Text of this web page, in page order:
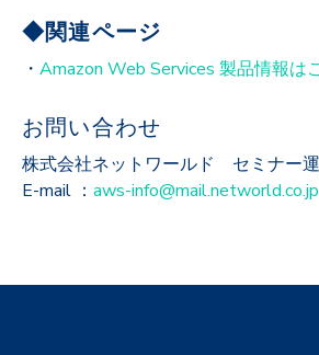
◆関連ページ
・ Amazon Web Services 製品情報は
お問い合わせ
株式会社ネットワールド セミナー
E-mail ： aws-info@mail.networld.co.jp